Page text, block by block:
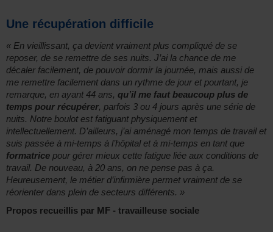
Une récupération difficile
« En vieillissant, ça devient vraiment plus compliqué de se
reposer, de se remettre de ses nuits. J’ai la chance de me
décaler facilement, de pouvoir dormir la journée, mais aussi de
me remettre facilement dans un rythme de jour et pourtant, je
remarque, en ayant 44 ans, qu’il me faut beaucoup plus de
temps pour récupérer, parfois 3 ou 4 jours après une série de
nuits. Notre boulot est fatiguant physiquement et
intellectuellement. D’ailleurs, j’ai aménagé mon temps de travail et
suis passée à mi-temps à l’hôpital et à mi-temps en tant que
formatrice pour gérer mieux cette fatigue liée aux conditions de
travail. De nouveau, à 20 ans, on ne pense pas à ça.
Heureusement, le métier d’infirmière permet vraiment de se
réorienter dans plein de secteurs différents. »
Propos recueillis par MF - travailleuse sociale